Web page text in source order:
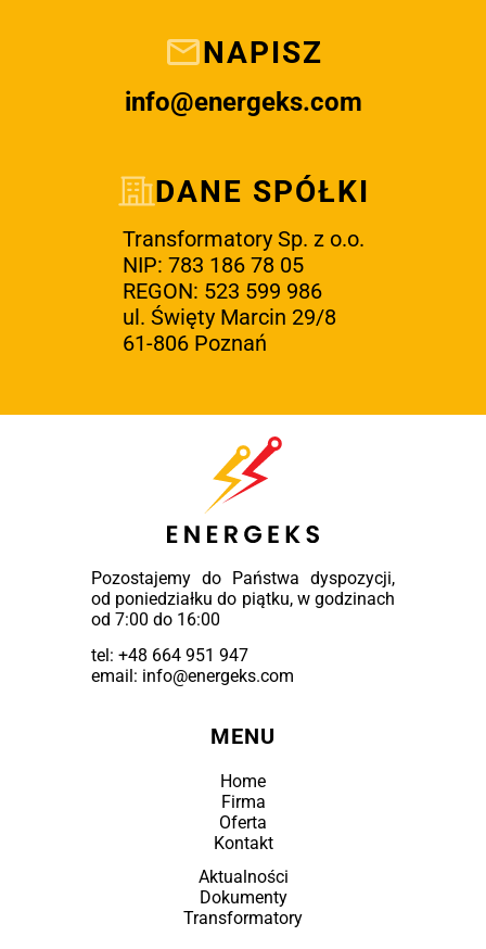
NAPISZ
info@energeks.com
DANE SPÓŁKI
Transformatory Sp. z o.o.
NIP: 783 186 78 05
REGON: 523 599 986
ul. Święty Marcin 29/8
61-806 Poznań
Pozostajemy do Państwa dyspozycji,
od poniedziałku do piątku, w godzinach
od 7:00 do 16:00
tel: +48 664 951 947
email: info@energeks.com
MENU
Home
Firma
Oferta
Kontakt
Aktualności
Dokumenty
Transformatory